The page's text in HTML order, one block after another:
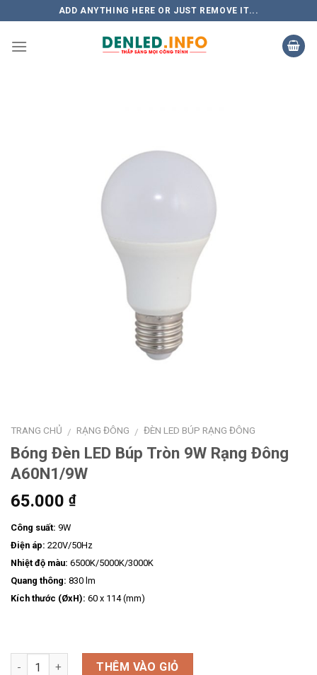
to
content
ADD ANYTHING HERE OR JUST REMOVE IT...
TRANG CHỦ / RẠNG ĐÔNG / ĐÈN LED BÚP RẠNG ĐÔNG
Bóng Đèn LED Búp Tròn 9W Rạng Đông
A60N1/9W
65.000 ₫
Công suất: 9W
Điện áp: 220V/50Hz
Nhiệt độ màu: 6500K/5000K/3000K
Quang thông: 830 lm
Kích thước (ØxH): 60 x 114 (mm)
Số lượng THÊM VÀO GIỎ